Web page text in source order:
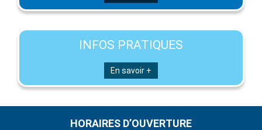
INFOS PRATIQUES
En savoir +
HORAIRES D’OUVERTURE